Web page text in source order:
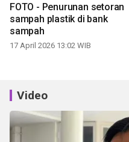
FOTO - Penurunan setoran
sampah plastik di bank
sampah
17 April 2026 13:02 WIB
Video